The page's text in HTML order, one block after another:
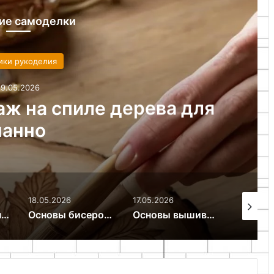
самоделки
рукоделия
инструменты и
к росписи
Основы бисероплетения и организация творческого пространства
17.05.2026
Основы вышивания крестиком материалы и инструменты для начинающих
16.05.2026
Как сделать точечную роспись тарелки для новичков